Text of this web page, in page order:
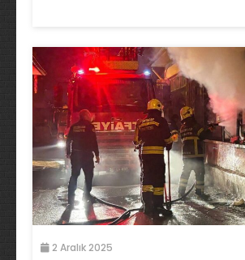
2 Aralık 2025